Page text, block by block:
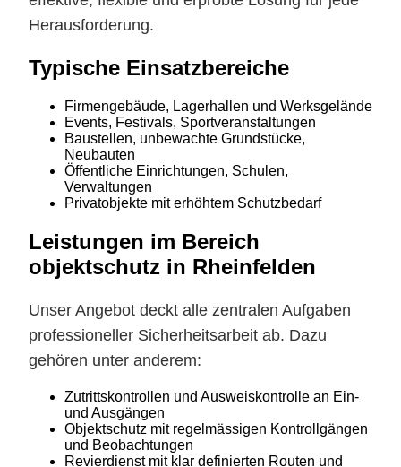
Herausforderung.
Typische Einsatzbereiche
Firmengebäude, Lagerhallen und Werksgelände
Events, Festivals, Sportveranstaltungen
Baustellen, unbewachte Grundstücke,
Neubauten
Öffentliche Einrichtungen, Schulen,
Verwaltungen
Privatobjekte mit erhöhtem Schutzbedarf
Leistungen im Bereich
objektschutz in Rheinfelden
Unser Angebot deckt alle zentralen Aufgaben
professioneller Sicherheitsarbeit ab. Dazu
gehören unter anderem:
Zutrittskontrollen und Ausweiskontrolle an Ein-
und Ausgängen
Objektschutz mit regelmässigen Kontrollgängen
und Beobachtungen
Revierdienst mit klar definierten Routen und